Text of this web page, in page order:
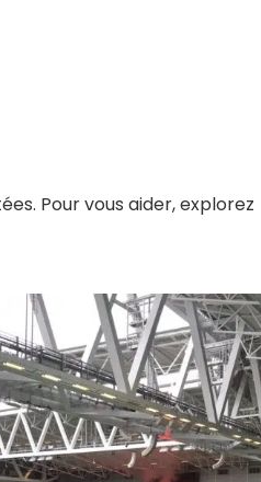
Pour vous aider, explorez